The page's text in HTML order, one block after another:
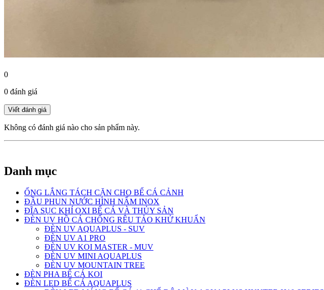
0
0 đánh giá
Không có đánh giá nào cho sản phẩm này.
Danh mục
ỐNG LẮNG TÁCH CẶN CHO BỂ CÁ CẢNH
ĐẦU PHUN NƯỚC HÌNH NẤM INOX
ĐĨA SỤC KHÍ OXI BỂ CÁ VÀ THỦY SẢN
ĐÈN UV HỒ CÁ CHỐNG RÊU TẢO KHỬ KHUẨN
ĐÈN UV AQUAPLUS - SUV
ĐÈN UV A1 PRO
ĐÈN UV KOI MASTER - MUV
ĐÈN UV MINI AQUAPLUS
ĐÈN UV MOUNTAIN TREE
ĐÈN PHA BỂ CÁ KOI
ĐÈN LED BỂ CÁ AQUAPLUS